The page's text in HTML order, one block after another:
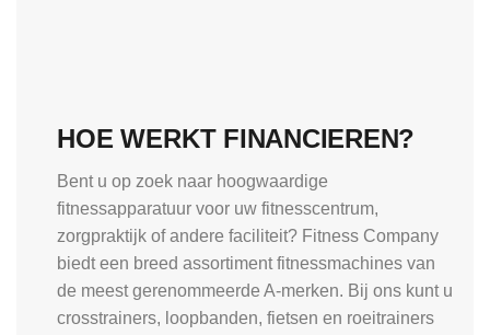
HOE WERKT FINANCIEREN?
Bent u op zoek naar hoogwaardige
fitnessapparatuur voor uw fitnesscentrum,
zorgpraktijk of andere faciliteit? Fitness Company
biedt een breed assortiment fitnessmachines van
de meest gerenommeerde A-merken. Bij ons kunt u
crosstrainers, loopbanden, fietsen en roeitrainers